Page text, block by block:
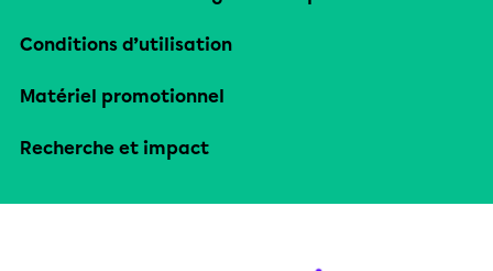
Conditions d’utilisation
Matériel promotionnel
Recherche et impact